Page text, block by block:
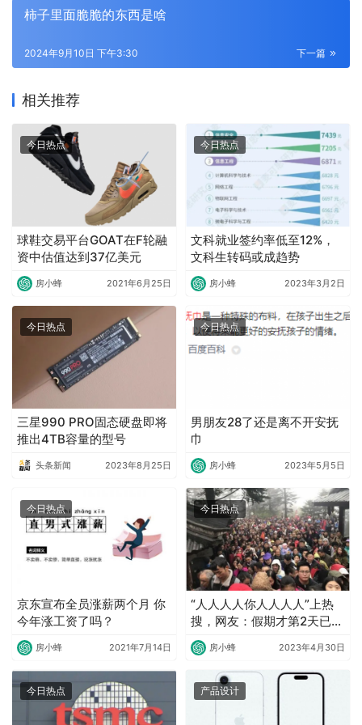
柿子里面脆脆的东西是啥
下一篇
2024年9月10日 下午3:30
相关推荐
今日热点
球鞋交易平台GOAT在F轮融
资中估值达到37亿美元
房小蜂 2021年6月25日
今日热点
文科就业签约率低至12%，
文科生转码或成趋势
房小蜂 2023年3月2日
今日热点
三星990 PRO固态硬盘即将
推出4TB容量的型号
头条新闻 2023年8月25日
今日热点
男朋友28了还是离不开安抚
巾
房小蜂 2023年5月5日
今日热点
京东宣布全员涨薪两个月 你
今年涨工资了吗？
房小蜂 2021年7月14日
今日热点
“人人人人你人人人人”上热
搜，网友：假期才第2天已经
玩累了
房小蜂 2023年4月30日
今日热点 产品设计